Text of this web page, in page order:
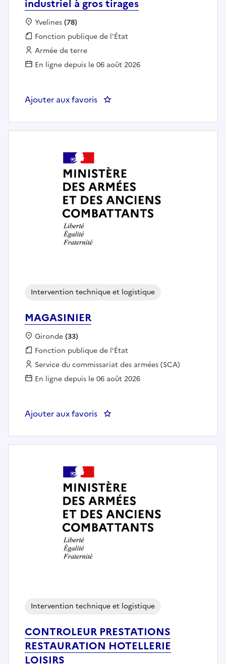
industriel à gros tirages
Localisation :
Yvelines(78)
Fonction publique :
Fonction publique de l'État
Employeur :
Armée de terre
En ligne depuis le 06 août 2026
Ajouter aux favoris : Opérateur sur photocopieur
MAGASINIER
Intervention technique et logistique
Localisation :
Gironde(33)
Fonction publique :
Fonction publique de l'État
Employeur :
Service du commissariat des armées (SCA)
En ligne depuis le 06 août 2026
Ajouter aux favoris : MAGASINIER
CONTROLEUR PRESTATIONS
RESTAURATION HOTELLERIE
LOISIRS
Intervention technique et logistique